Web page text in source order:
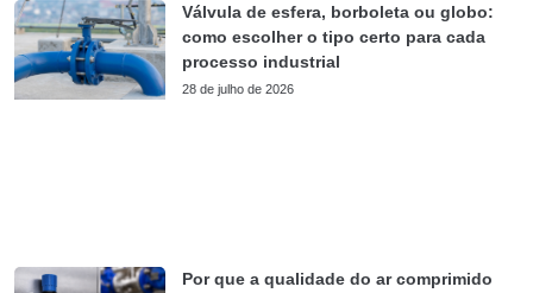
Válvula de esfera, borboleta ou globo:
como escolher o tipo certo para cada
processo industrial
28 de julho de 2026
Por que a qualidade do ar comprimido